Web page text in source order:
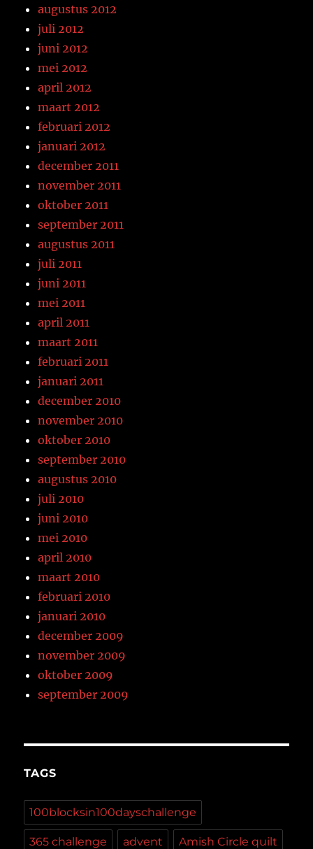
augustus 2012
juli 2012
juni 2012
mei 2012
april 2012
maart 2012
februari 2012
januari 2012
december 2011
november 2011
oktober 2011
september 2011
augustus 2011
juli 2011
juni 2011
mei 2011
april 2011
maart 2011
februari 2011
januari 2011
december 2010
november 2010
oktober 2010
september 2010
augustus 2010
juli 2010
juni 2010
mei 2010
april 2010
maart 2010
februari 2010
januari 2010
december 2009
november 2009
oktober 2009
september 2009
TAGS
100blocksin100dayschallenge
365 challenge advent Amish Circle quilt